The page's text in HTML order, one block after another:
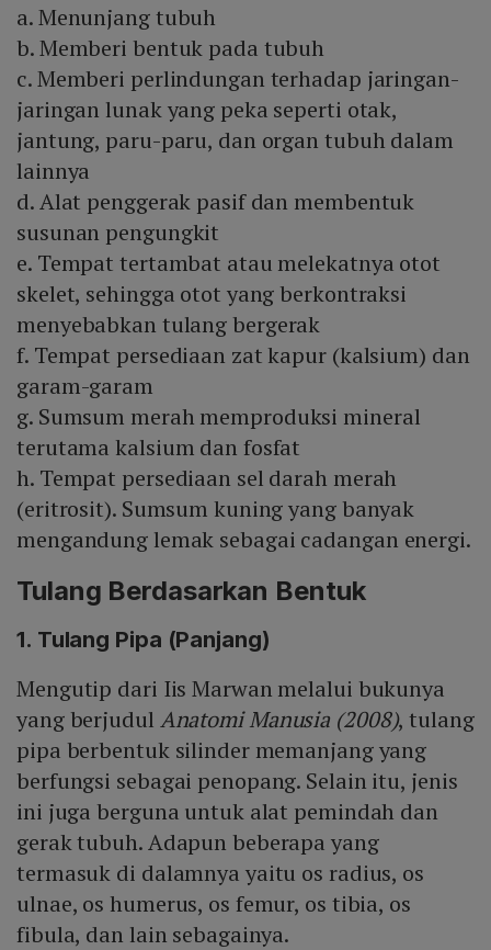
a. Menunjang tubuh
b. Memberi bentuk pada tubuh
c. Memberi perlindungan terhadap jaringan-
jaringan lunak yang peka seperti otak,
jantung, paru-paru, dan organ tubuh dalam
lainnya
d. Alat penggerak pasif dan membentuk
susunan pengungkit
e. Tempat tertambat atau melekatnya otot
skelet, sehingga otot yang berkontraksi
menyebabkan tulang bergerak
f. Tempat persediaan zat kapur (kalsium) dan
garam-garam
g. Sumsum merah memproduksi mineral
terutama kalsium dan fosfat
h. Tempat persediaan sel darah merah
(eritrosit). Sumsum kuning yang banyak
mengandung lemak sebagai cadangan energi.
Tulang Berdasarkan Bentuk
1. Tulang Pipa (Panjang)
Mengutip dari Iis Marwan melalui bukunya
yang berjudul Anatomi Manusia (2008), tulang
pipa berbentuk silinder memanjang yang
berfungsi sebagai penopang. Selain itu, jenis
ini juga berguna untuk alat pemindah dan
gerak tubuh. Adapun beberapa yang
termasuk di dalamnya yaitu os radius, os
ulnae, os humerus, os femur, os tibia, os
fibula, dan lain sebagainya.